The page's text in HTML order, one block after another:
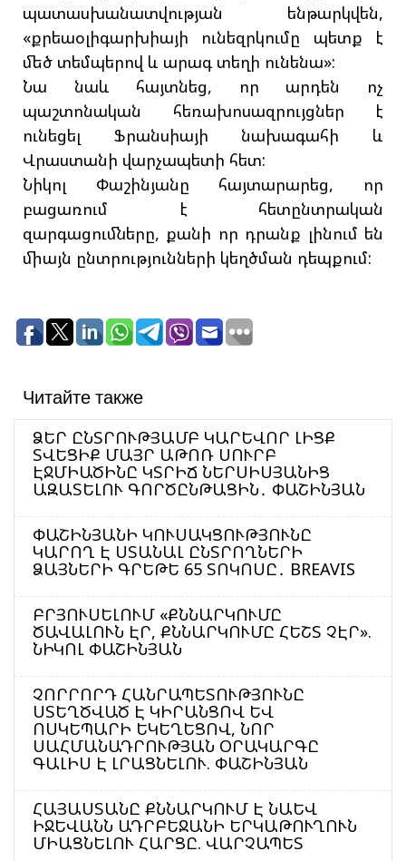
պատասխանատվության ենթարկվեն,
«քրեաօլիգարխիայի ունեզրկումը պետք է
մեծ տեմպերով և արագ տեղի ունենա»:
Նա նաև հայտնեց, որ արդեն ոչ
պաշտոնական հեռախոսազրույցներ է
ունեցել Ֆրանսիայի նախագահի և
Վրաստանի վարչապետի հետ:
Նիկոլ Փաշինյանը հայտարարեց, որ
բացառում է հետընտրական
զարգացումները, քանի որ դրանք լինում են
միայն ընտրությունների կեղծման դեպքում:
Читайте также
ՁԵՐ ԸՆՏՐՈՒԹՅԱՄԲ ԿԱՐԵՎՈՐ ԼԻՑՔ
ՏՎԵՑԻՔ ՄԱՅՐ ԱԹՈՌ ՍՈՒՐԲ
ԷՋՄԻԱԾԻՆԸ ԿՏՐԻՃ ՆԵՐՍԻՍՅԱՆԻՑ
ԱԶԱՏԵԼՈՒ ԳՈՐԾԸՆԹԱՑԻՆ․ ՓԱՇԻՆՅԱՆ
ՓԱՇԻՆՅԱՆԻ ԿՈՒՍԱԿՑՈՒԹՅՈՒՆԸ
ԿԱՐՈՂ Է ՍՏԱՆԱԼ ԸՆՏՐՈՂՆԵՐԻ
ՁԱՅՆԵՐԻ ԳՐԵԹԵ 65 ՏՈԿՈՍԸ․ BREAVIS
ԲՐՅՈՒՍԵԼՈՒՄ «ՔՆՆԱՐԿՈՒՄԸ
ԾԱՎԱԼՈՒՆ ԷՐ, ՔՆՆԱՐԿՈՒՄԸ ՀԵՇՏ ՉԷՐ».
ՆԻԿՈԼ ՓԱՇԻՆՅԱՆ
ՉՈՐՐՈՐԴ ՀԱՆՐԱՊԵՏՈՒԹՅՈՒՆԸ
ՍՏԵՂԾՎԱԾ Է ԿԻՐԱՆՑՈՎ ԵՎ
ՈՍԿԵՊԱՐԻ ԵԿԵՂԵՑՈՎ, ՆՈՐ
ՍԱՀՄԱՆԱԴՐՈՒԹՅԱՆ ՕՐԱԿԱՐԳԸ
ԳԱԼԻՍ Է ԼՐԱՑՆԵԼՈՒ. ՓԱՇԻՆՅԱՆ
ՀԱՅԱՍՏԱՆԸ ՔՆՆԱՐԿՈՒՄ Է ՆԱԵՎ
ԻՋԵՎԱՆՆ ԱԴՐԲԵՋԱՆԻ ԵՐԿԱԹՈՒՂՈՒՆ
ՄԻԱՑՆԵԼՈՒ ՀԱՐՑԸ. ՎԱՐՉԱՊԵՏ